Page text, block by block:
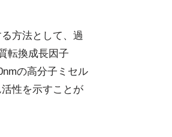
方法として、過
転換成長因子
の高分子ミセル
性を示すことが